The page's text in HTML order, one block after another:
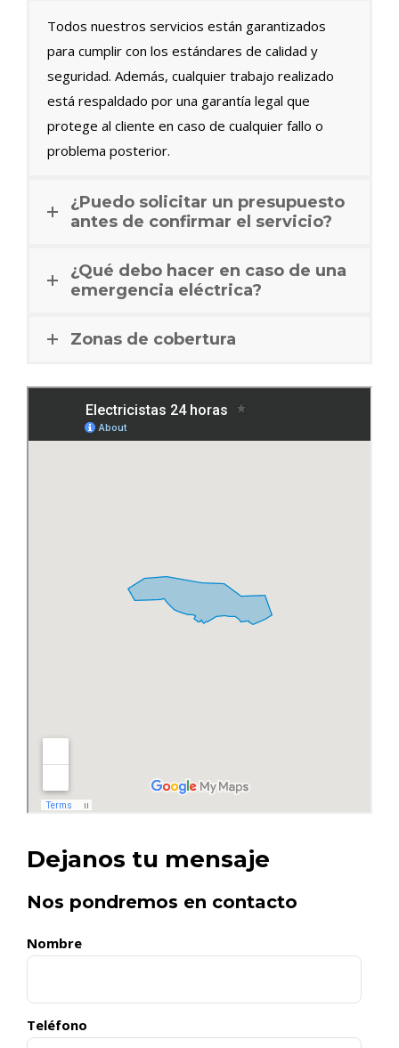
Todos nuestros servicios están garantizados
para cumplir con los estándares de calidad y
seguridad. Además, cualquier trabajo realizado
está respaldado por una garantía legal que
protege al cliente en caso de cualquier fallo o
problema posterior.
¿Puedo solicitar un presupuesto
antes de confirmar el servicio?
¿Qué debo hacer en caso de una
emergencia eléctrica?
Zonas de cobertura
Dejanos tu mensaje
Nos pondremos en contacto
Nombre
Teléfono